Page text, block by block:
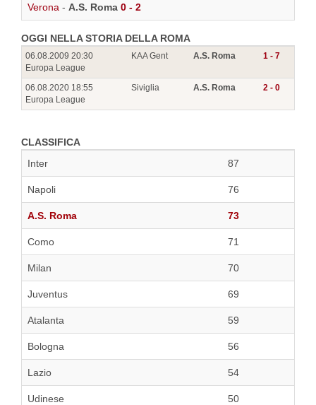
Verona - A.S. Roma 0 - 2
OGGI NELLA STORIA DELLA ROMA
06.08.2009 20:30
Europa League
KAA Gent A.S. Roma 1 - 7
06.08.2020 18:55
Europa League
Siviglia A.S. Roma 2 - 0
CLASSIFICA
Inter
87
Napoli 76
A.S. Roma 73
Como 71
Milan 70
Juventus 69
Atalanta 59
Bologna 56
Lazio 54
Udinese 50